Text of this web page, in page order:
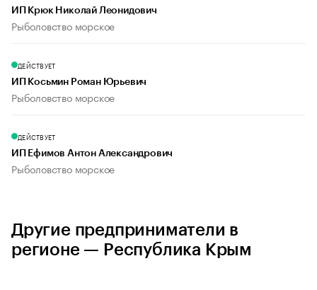
ИП Крюк Николай Леонидович
Рыболовство морское
ДЕЙСТВУЕТ
ИП Косьмин Роман Юрьевич
Рыболовство морское
ДЕЙСТВУЕТ
ИП Ефимов Антон Александрович
Рыболовство морское
Другие предприниматели в
регионе — Республика Крым